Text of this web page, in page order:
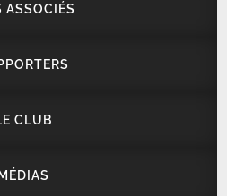
ASSOCIÉS
CLUB
MÉDIAS